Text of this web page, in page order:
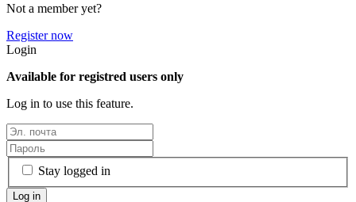
Not a member yet?
Register now
Login
Available for registred users only
Log in to use this feature.
Stay logged in